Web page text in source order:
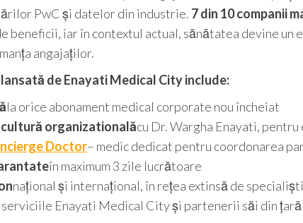
PwC și datelor din industrie. 7 din 10 companii
beneficii, iar în contextul actual, sănătatea devine un
angajaților.
de Enayati Medical City include:
la orice abonament medical corporate nou încheiat
organizationalăcu Dr. Wargha Enayati,
Doctor– medic dedicat pentru coordonarea
în maximum 3 zile lucrătoare
național și internațional, în rețea extinsă de specialiști
Enayati Medical City și partenerii săi din țară